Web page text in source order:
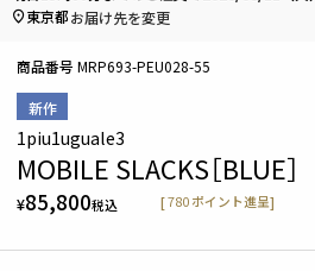
新作
1piu1uguale3
MOBILE SLACKS［BLUE］
¥85,800税込 [780 ポイント進呈]
商品番号 MRP693-PEU028-55
東京都お届け先を変更